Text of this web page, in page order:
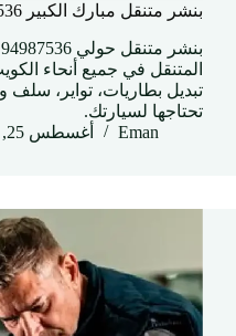
بنشر متنقل مبارك الكبير 94987536
المتنقل في جميع أنحاء
تبديل بطاريات، تواير، سلف
تحتاجها لسيارتك.
Eman
أغسطس 25, 2025